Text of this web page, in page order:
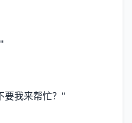
要我来帮忙？"